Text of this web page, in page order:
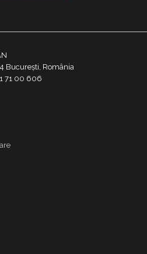
București, România
71 00 606